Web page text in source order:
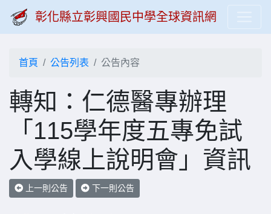
彰化縣立彰興國民中學全球資訊網
首頁 公告列表 公告內容
轉知：仁德醫專辦理
「115學年度五專免試
入學線上說明會」資訊
上一則公告 下一則公告